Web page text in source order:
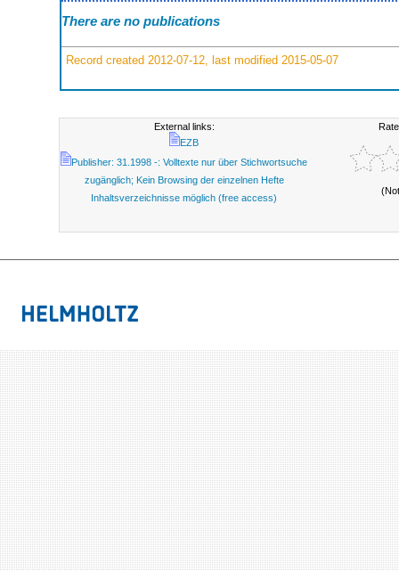
There are no publications
Record created 2012-07-12, last modified 2015-05-07
External links:
EZB
Publisher: 31.1998 -: Volltexte nur über Stichwortsuche
zugänglich; Kein Browsing der einzelnen Hefte
Inhaltsverzeichnisse möglich (free access)